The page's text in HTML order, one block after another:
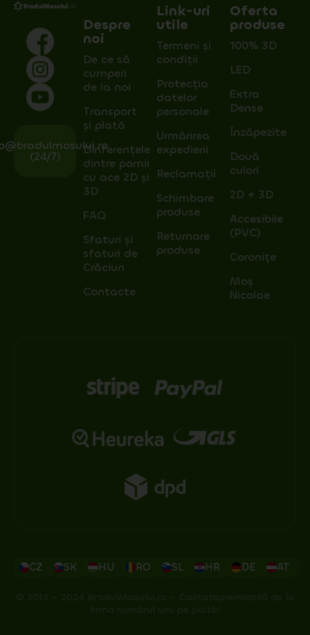
(24/7)
Despre
noi
De ce să
cumperi
de la noi
Transport
și plată
Dinferențele
dintre pomii
cu ace 2D și
3D
FAQ
Sfaturi și
sfaturi de
Crăciun
Contacte
Link-uri
utile
Termeni și
condiții
Protecția
datelor
personale
Urmărirea
expedierii
Reclamații
Schimbare
produse
Returnare
produse
Oferta
produse
100% 3D
LED
Extra
Dense
Înzăpezite
Două
culori
2D + 3D
Accesibile
(PVC)
Coronițe
Moș
Nicolae
CZ SK HU RO SL HR DE AT